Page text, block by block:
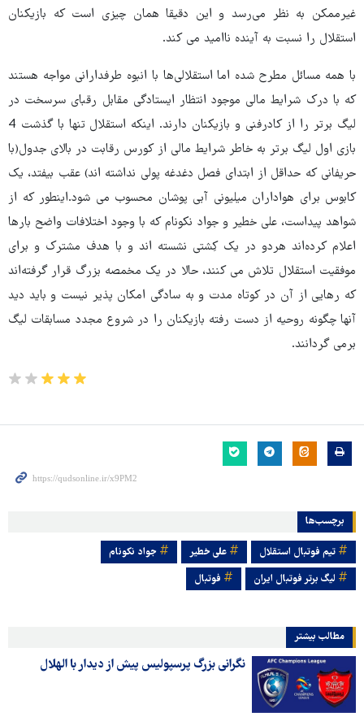
غیرممکن به نظر می‌رسد و این دقیقا همان چیزی است که بازیکنان
استقلال را نسبت به آینده ناامید می کند.
با همه مسائل مطرح شده اما استقلالی‌ها با انبوه طرفدارانی مواجه هستند
که با درک شرایط مالی موجود انتظار ایستادگی مقابل رقبای سرسخت در
لیگ برتر را از کادرفنی و بازیکنان دارند. اینکه استقلال تنها با گذشت 4
بازی اول لیگ برتر به خاطر شرایط مالی از کورس رقابت در بالای جدول(با
حریفانی که حداقل از ابتدای فصل دغدغه پولی نداشته اند) عقب بیفتد، یک
کابوس برای هواداران میلیونی آبی پوشان محسوب می شود.اینطور که از
شواهد پیداست، علی خطیر و جواد نکونام که با وجود اختلافات واضح بارها
اعلام کرده‌اند هردو در یک کِشتی نشسته اند و با هدف مشترک و برای
موفقیت استقلال تلاش می کنند، حالا در یک مخمصه بزرگ قرار گرفته‌اند
که رهایی از آن در کوتاه مدت و به سادگی امکان پذیر نیست و باید دید
آنها چگونه روحیه از دست رفته بازیکنان را در شروع مجدد مسابقات لیگ
برمی گردانند.
برچسب‌ها
تیم فوتبال استقلال علی خطیر
جواد نکونام
لیگ برتر فوتبال ایران
فوتبال
مطالب بیشتر
نگرانی بزرگ پرسپولیس پیش از دیدار با الهلال